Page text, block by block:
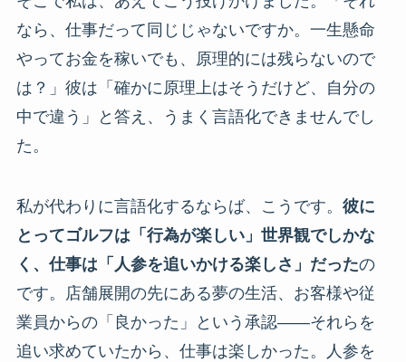
なら、仕事だって同じじゃないですか。一生懸命
やってお金を稼いでも、原理的には残らないので
は？」彼は「確かに原理上はそうだけど、自分の
中で違う」と答え、うまく言語化できませんでし
た。
私が代わりに言語化するならば、こうです。 彼に
とってゴルフは「行為が楽しい」世界観でしかな
く、仕事は「人参を追いかける楽しさ」だったの
です。店舗展開の先にある夢の生活、お客様や従
業員からの「良かった」という承認――それらを
追い求めていたから、仕事は楽しかった。人参を